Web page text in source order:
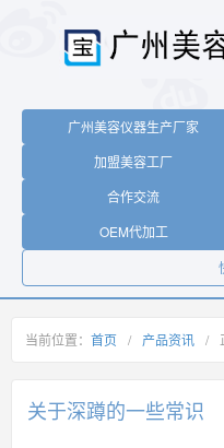
广州美容仪器生产厂家
加盟美容工厂
合作交流
OEM代加工
当前位置： 首页 / 产品资讯 /
关于深蹲的一些常识